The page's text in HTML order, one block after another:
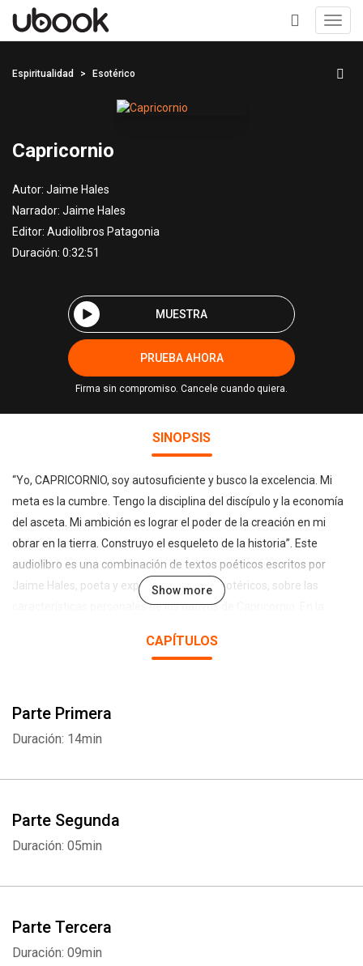
+
Espiritualidad Esotérico
Capricornio
Autor: Jaime Hales
Narrador: Jaime Hales
Editor: Audiolibros Patagonia
Duración: 0:32:51
MUESTRA
PRUEBA AHORA
Firma sin compromiso. Cancele cuando quiera.
SINOPSIS
“Yo, CAPRICORNIO, soy autosuficiente y busco la excelencia. Mi
meta es la cumbre. Tengo la disciplina del discípulo y la economía
del asceta. Mi ambición es lograr el poder de la creación en mi
obrar en la tierra. Construyo el esqueleto de la historia”. Este
audiolibro es una combinación de textos poéticos escritos por
Jaime Hales, poeta y experto en temas esotéricos, sobre las
características personales de los nativos de Capricornio. En la
características fundamentales, invitándolo a reconocerlas y
compuesta especialmente para Capricornio por Claudio Guzmán.
De ella emana una creación armónica y dinámica que incitará a los
Show more
CAPÍTULOS
Parte Primera
Duración: 14min
Parte Segunda
Duración: 05min
Parte Tercera
Duración: 09min